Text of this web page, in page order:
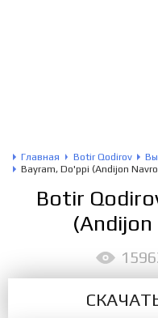
Главная Botir Qodirov
Bayram, Do'ppi (Andijon
Botir
(Andijon